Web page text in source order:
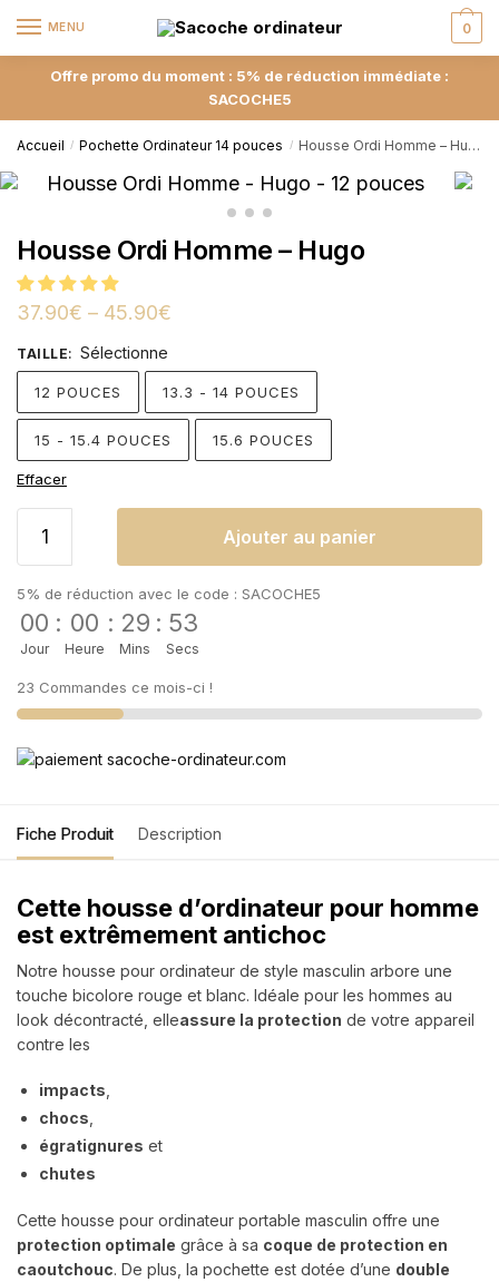
MENU 0
Offre promo du moment : 5% de réduction immédiate :
SACOCHE5
Accueil / Pochette Ordinateur 14 pouces / Housse Ordi Homme – Hugo
Housse Ordi Homme – Hugo
37.90€ – 45.90€
TAILLE: Sélectionne
12 POUCES 13.3 - 14 POUCES
15 - 15.4 POUCES 15.6 POUCES
Effacer
Ajouter au panier
5% de réduction avec le code : SACOCHE5
00
Jour
: 00
Heure
: 29
Mins
: 52
Secs
23 Commandes ce mois-ci !
Fiche Produit Description
Cette housse d’ordinateur pour homme
est extrêmement antichoc
Notre housse pour ordinateur de style masculin arbore une
touche bicolore rouge et blanc. Idéale pour les hommes au
look décontracté, elleassure la protection de votre appareil
contre les
impacts
chocs
égratignures et
chutes
Cette housse pour ordinateur portable masculin offre une
protection optimale grâce à sa coque de protection en
caoutchouc. De plus, la pochette est dotée d’une double